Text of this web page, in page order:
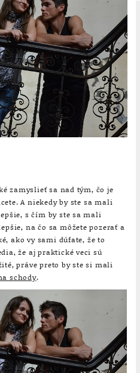
zamyslieť sa nad tým, čo je
A niekedy by ste sa mali
s čím by ste sa mali
na čo sa môžete pozerať a
ako vy sami dúfate, že to
že aj praktické veci sú
práve preto by ste si mali
schody.